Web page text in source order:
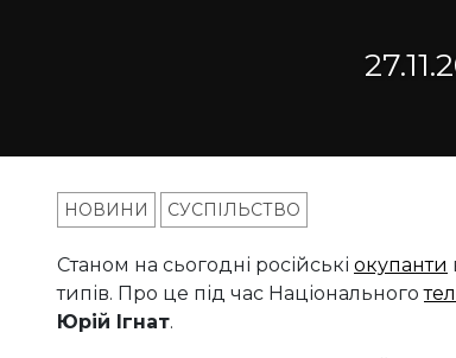
НОВИНИ СУСПІЛЬСТВО
Станом на сьогодні російські окупанти
типів. Про це під час Національного
Юрій Ігнат.